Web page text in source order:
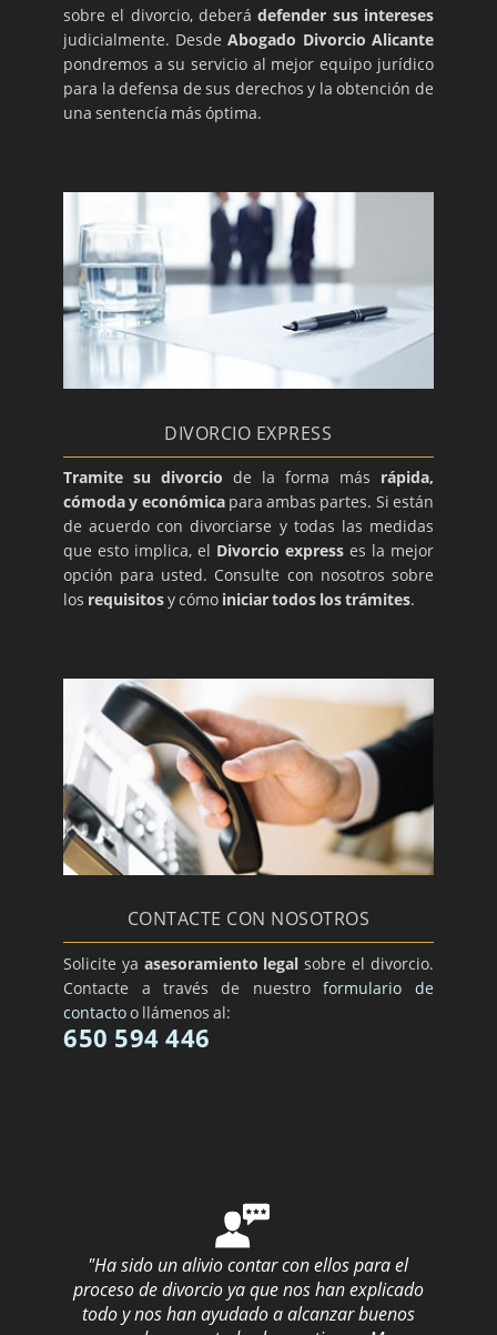
sobre el divorcio, deberádefender sus intereses
judicialmente. DesdeAbogado Divorcio Alicante
pondremos a su servicio al mejor equipo jurídico
para la defensa de sus derechos y la obtención de
una sentencía más óptima.
DIVORCIO EXPRESS
Tramite su divorcio de la forma más rápida,
cómoda y económicapara ambas partes. Si están
de acuerdo con divorciarse y todas las medidas
que esto implica, el Divorcio expresses la mejor
opción para usted. Consulte con nosotros sobre
los requisitosy cómo iniciar todos los trámites.
CONTACTE CON NOSOTROS
Solicite ya asesoramiento legal sobre el divorcio.
Contacte a través de nuestroformulario de
contactoo llámenos al:
650 594 446
"Ha sido un alivio contar con ellos para el
proceso de divorcio ya que nos han explicado
todo y nos han ayudado a alcanzar buenos